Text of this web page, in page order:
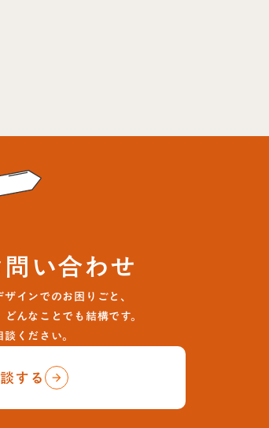
い合わせ
インでのお困りごと、
んなことでも結構です。
ください。
する arrow_forward